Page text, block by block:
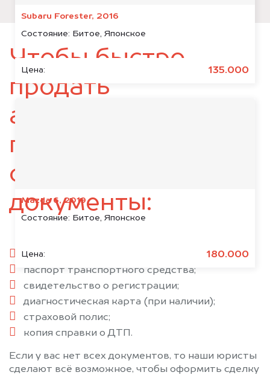
Subaru Forester, 2016
Состояние: Битое, Японское
Цена: 135.000
Mazda 6, 2019
Состояние: Битое, Японское
Цена: 180.000
Чтобы быстро
продать
автомобиль,
подготовьте
следующие
документы:
паспорт гражданина РФ;
паспорт транспортного средства;
свидетельство о регистрации;
диагностическая карта (при наличии);
страховой полис;
копия справки о ДТП.
Если у вас нет всех документов, то наши юристы
сделают всё возможное, чтобы оформить сделку